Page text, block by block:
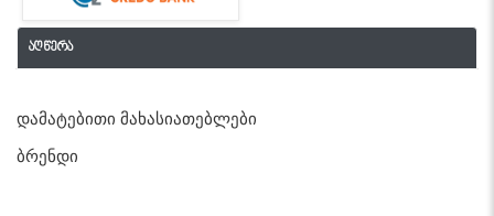
აღწერა
დამატებითი მახასიათებლები
ბრენდი